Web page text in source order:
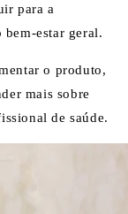
para a
estar geral.
o produto,
mais sobre
de saúde.